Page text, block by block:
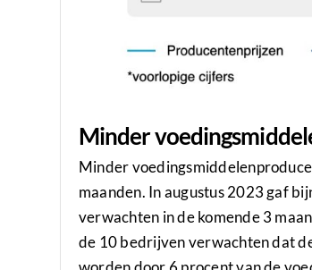
Minder
Minder
maanden. In augustus 2023 gaf
verwachten in de komende 3
de 10 bedrijven verwachten dat